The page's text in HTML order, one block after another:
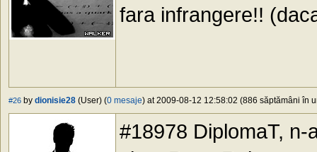
fara infrangere!!
#26 by dionisie28 (User) (0 mesaje) at 2009-08-12 12:58:02 (886 săptămâni în
#18978 DiplomaT,